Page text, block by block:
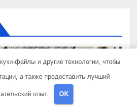
файлы и другие технологии, чтобы
а также предоставить лучший
опыт. OK